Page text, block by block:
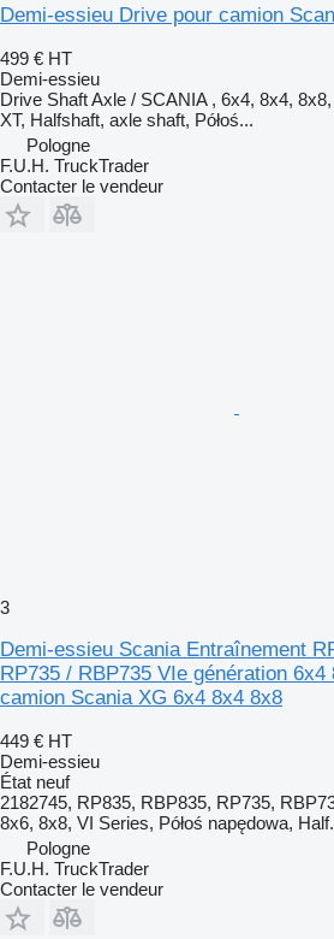
Demi-essieu Drive pour camion
499 € HT
Demi-essieu
Drive Shaft Axle / SCANIA , 6x4, 8x4,
XT, Halfshaft, axle shaft, Półoś...
Pologne
F.U.H. TruckTrader
Contacter le vendeur
3
Demi-essieu Scania Entraînement
RP735 / RBP735 VIe génération 6x4
camion Scania XG 6x4 8x4 8x8
449 € HT
Demi-essieu
État neuf
2182745, RP835, RBP835, RP735,
8x6, 8x8, VI Series, Półoś napędowa,
Pologne
F.U.H. TruckTrader
Contacter le vendeur